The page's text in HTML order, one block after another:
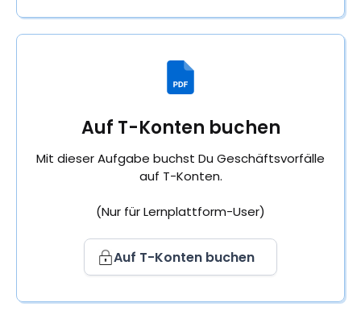
Auf T-Konten buchen
Mit dieser Aufgabe buchst Du Geschäftsvorfälle
auf T-Konten.
(Nur für Lernplattform-User)
Auf T-Konten buchen